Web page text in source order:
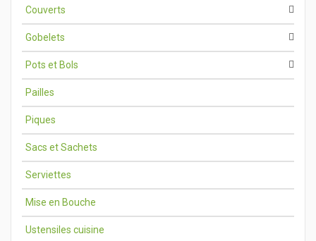
Couverts
Gobelets
Pots et Bols
Pailles
Piques
Sacs et Sachets
Serviettes
Mise en Bouche
Ustensiles cuisine